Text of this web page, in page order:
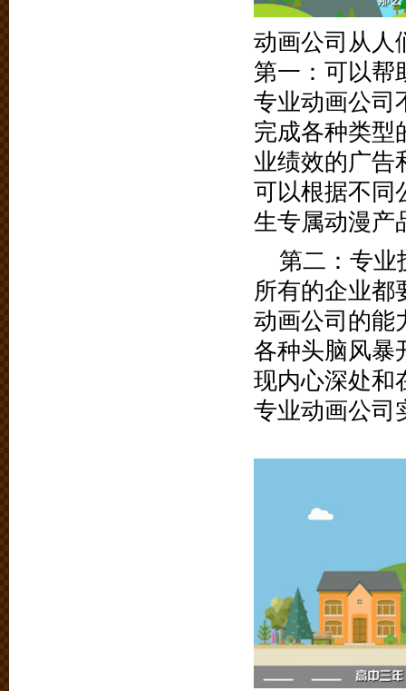
动画公司从人
第一：可以帮
专业动画公司
完成各种类型
业绩效的广告
可以根据不同
生专属动漫产
第二：专业
所有的企业都
动画公司的能
各种头脑风暴
现内心深处和
专业动画公司